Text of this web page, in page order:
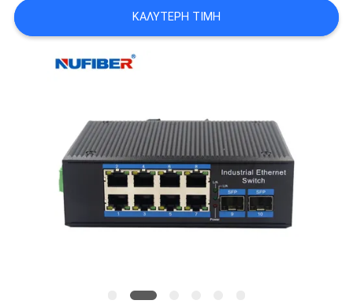
SITEMAP
ΠΟΛΙΤΙΚΉ
ΚΑΛΎΤΕΡΗ ΤΙΜΉ